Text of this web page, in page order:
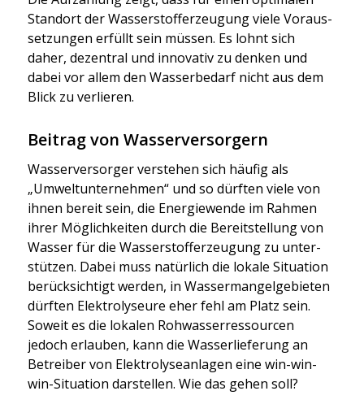
Stand­ort der Was­ser­stoff­er­zeu­gung vie­le Vor­aus­
set­zun­gen erfüllt sein müs­sen. Es lohnt sich
daher, dezen­tral und inno­va­tiv zu den­ken und
dabei vor allem den Was­ser­be­darf nicht aus dem
Blick zu ver­lie­ren.
Beitrag von Wasserversorgern
Was­ser­ver­sor­ger ver­ste­hen sich häu­fig als
„Umwelt­un­ter­neh­men“ und so dürf­ten vie­le von
ihnen bereit sein, die Ener­gie­wen­de im Rah­men
ihrer Mög­lich­kei­ten durch die Bereit­stel­lung von
Was­ser für die Was­ser­stoff­er­zeu­gung zu unter­
stüt­zen. Dabei muss natür­lich die loka­le Situa­ti­on
berück­sich­tigt wer­den, in Was­ser­man­gel­ge­bie­ten
dürf­ten Elek­tro­ly­seu­re eher fehl am Platz sein.
Soweit es die loka­len Roh­was­ser­res­sour­cen
jedoch erlau­ben, kann die Was­ser­lie­fe­rung an
Betrei­ber von Elek­tro­ly­se­an­la­gen eine win-win-
win-Situa­ti­on dar­stel­len. Wie das gehen soll?